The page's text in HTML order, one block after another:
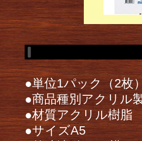
●単位1パック（2枚
●商品種別アクリル
●材質アクリル樹脂
●サイズA5